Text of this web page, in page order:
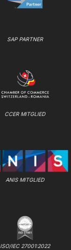
SAP PARTNER
CCER MITGLIED
ANIS MITGLIED
ISO/IEC 27001:2022